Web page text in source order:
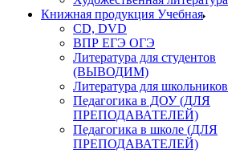
Книжная продукция Учебная
CD, DVD
ВПР ЕГЭ ОГЭ
Литература для студентов
(ВЫВОДИМ)
Литература для школьников
Педагогика в ДОУ (ДЛЯ
ПРЕПОДАВАТЕЛЕЙ)
Педагогика в школе (ДЛЯ
ПРЕПОДАВАТЕЛЕЙ)